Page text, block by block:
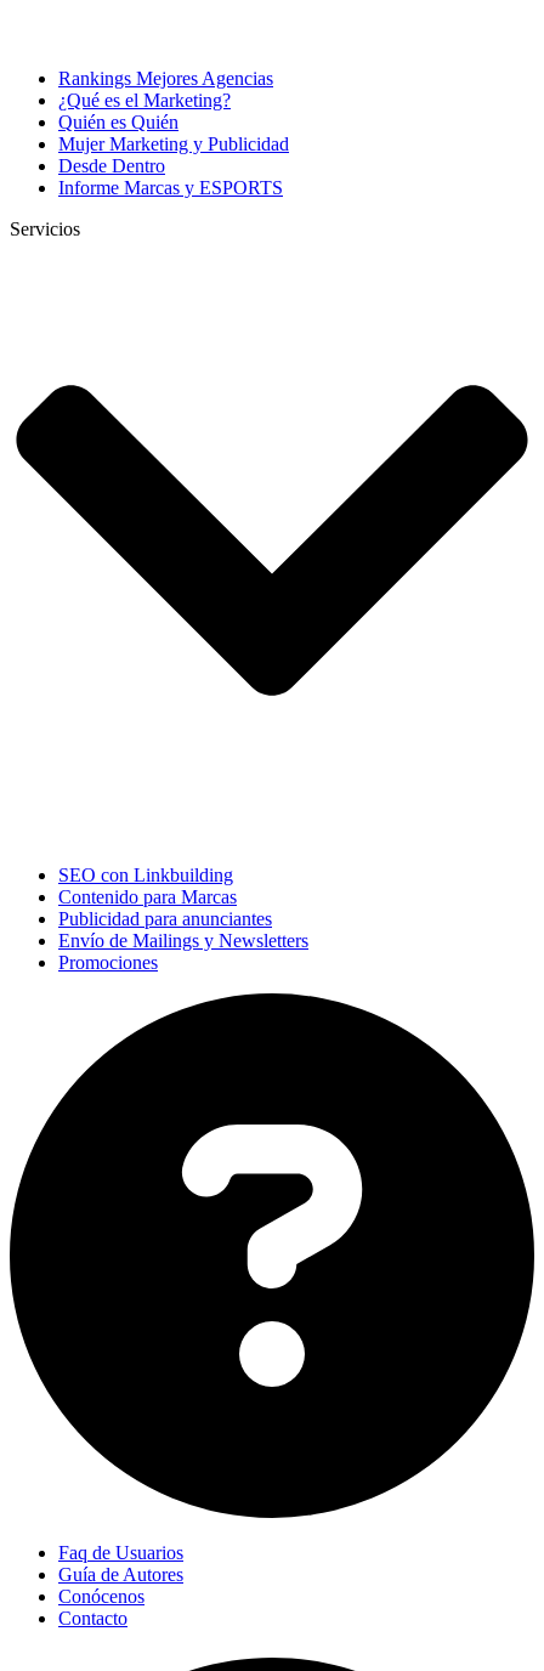
Rankings Mejores Agencias
¿Qué es el Marketing?
Quién es Quién
Mujer Marketing y Publicidad
Desde Dentro
Informe Marcas y ESPORTS
Servicios
SEO con Linkbuilding
Contenido para Marcas
Publicidad para anunciantes
Envío de Mailings y Newsletters
Promociones
Faq de Usuarios
Guía de Autores
Conócenos
Contacto